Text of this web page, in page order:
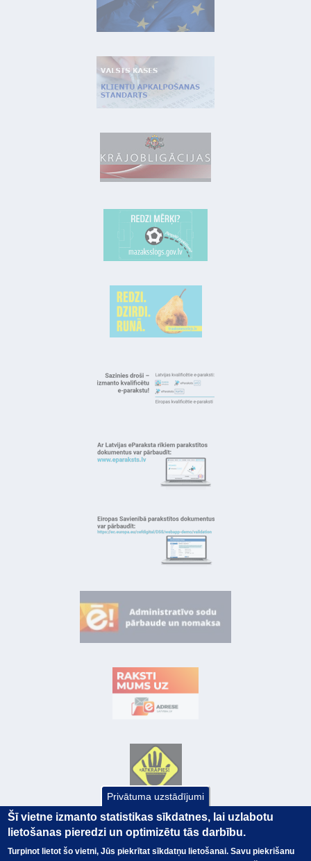
Privātuma uzstādījumi
Šī vietne izmanto statistikas sīkdatnes, lai uzlabotu
lietošanas pieredzi un optimizētu tās darbību.
Turpinot lietot šo vietni, Jūs piekrītat sīkdatņu lietošanai. Savu piekrišanu